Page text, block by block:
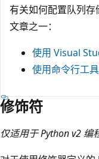
有关如何配置队列
文章之一：
使用 Visual
使用命令行工
修饰符
仅适用于 Python v2 编